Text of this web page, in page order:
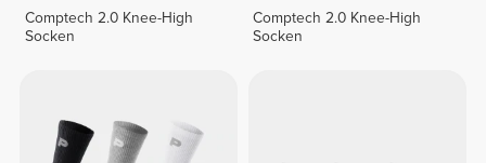
Comptech 2.0 Knee-High
Socken
Comptech 2.0 Knee-High
Socken